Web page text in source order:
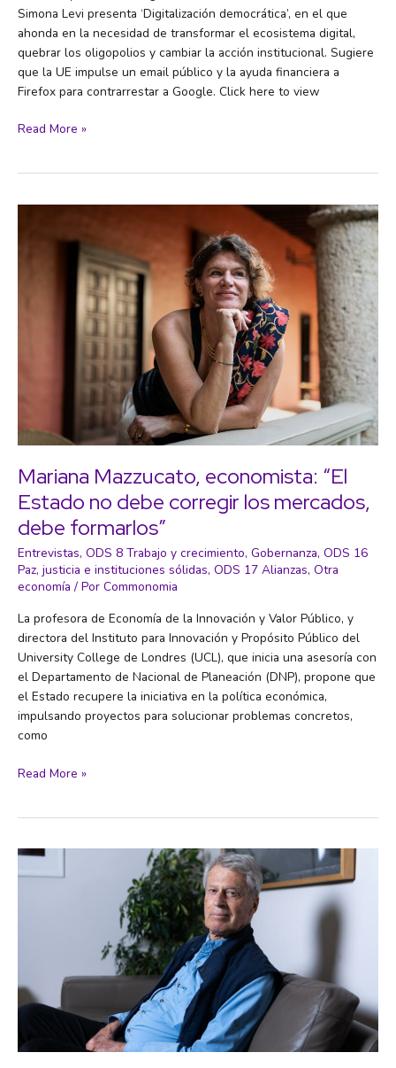
Simona Levi presenta ‘Digitalización democrática’, en el que
ahonda en la necesidad de transformar el ecosistema digital,
quebrar los oligopolios y cambiar la acción institucional. Sugiere
que la UE impulse un email público y la ayuda financiera a
Firefox para contrarrestar a Google. Click here to view
«Internet
lo
productoras
Read More »
Mariana Mazzucato, economista: “El
Estado no debe corregir los mercados,
debe formarlos”
Entrevistas, ODS 8 Trabajo y crecimiento, Gobernanza, ODS 16
Paz, justicia e instituciones sólidas, ODS 17 Alianzas, Otra
economía / Por Commonomia
La profesora de Economía de la Innovación y Valor Público, y
directora del Instituto para Innovación y Propósito Público del
University College de Londres (UCL), que inicia una asesoría con
el Departamento de Nacional de Planeación (DNP), propone que
el Estado recupere la iniciativa en la política económica,
impulsando proyectos para solucionar problemas concretos,
como
Mariana
Estado
formarlos”
Read More »